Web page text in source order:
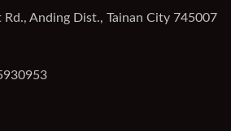
Rd., Anding Dist., Tainan City 745007